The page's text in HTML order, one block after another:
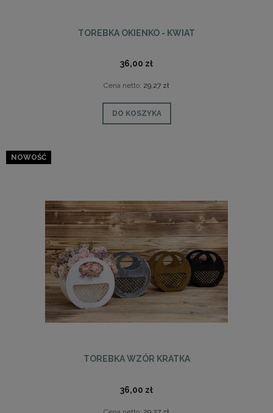
TOREBKA OKIENKO - KWIAT
36,00 zł
Cena netto: 29,27 zł
DO KOSZYKA
TOREBKA WZÓR KRATKA
36,00 zł
NOWOŚĆ